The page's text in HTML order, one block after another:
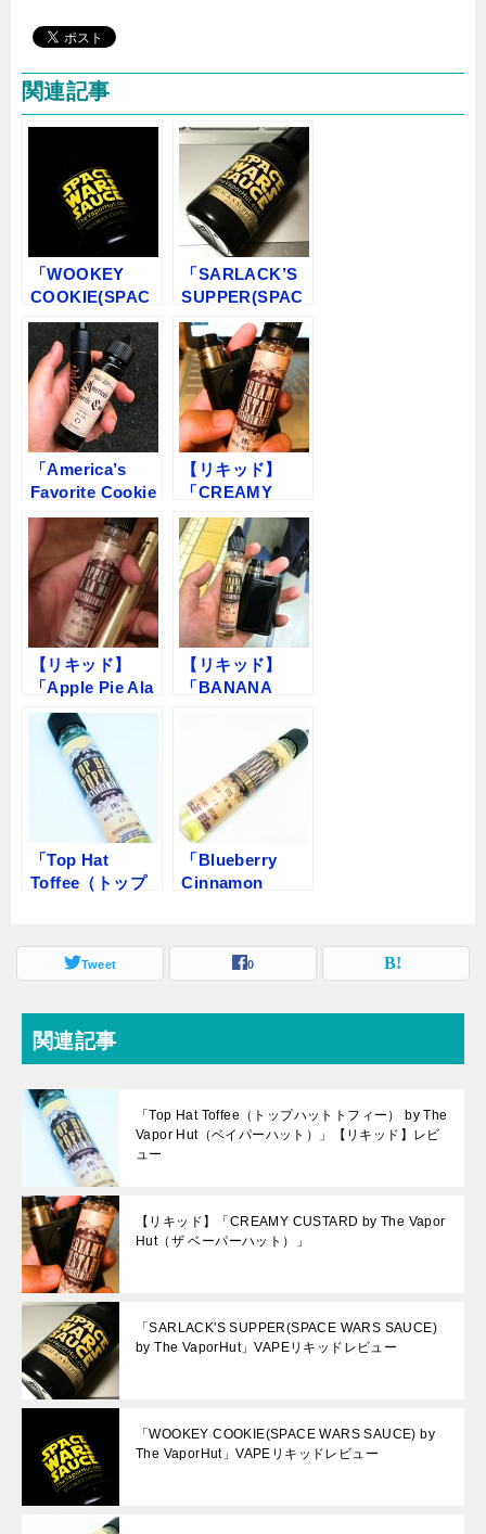
関連記事
「WOOKEY
COOKIE(SPAC
E WARS
SAUCE) by The
VaporHut」
VAPEリキッドレ
ビュー
「SARLACK’S
SUPPER(SPAC
E WARS
SAUCE) by The
VaporHut」
VAPEリキッドレ
ビュー
「America’s
Favorite Cookie
by The Vapor
Hut」VAPEリキ
ッドレビュー
【リキッド】
「CREAMY
CUSTARD by
The Vapor
Hut（ザ ベーパ
ーハット）」
【リキッド】
「Apple Pie Ala
Mode（アップル
パイアラモー
ド） by The
Vapor Hut（ベイ
パーハット）】
【リキッド】
「BANANA
ナナクリームパ
イ） by The
Vapor Hut（ベイ
パーハット）】
レビュー
「Top Hat
Toffee（トップ
Vapor Hut（ベイ
パーハット）」
ビュー
「Blueberry
Cinnamon
キッド】レビュ
Tweet 0
関連記事
「Top Hat Toffee（トップハットトフィー） by The
Vapor Hut（ベイパーハット）」【リキッド】レビ
ュー
【リキッド】「CREAMY CUSTARD by The Vapor
Hut（ザ ベーパーハット）」
「SARLACK'S SUPPER(SPACE WARS SAUCE)
by The VaporHut」VAPEリキッドレビュー
「WOOKEY COOKIE(SPACE WARS SAUCE) by
The VaporHut」VAPEリキッドレビュー